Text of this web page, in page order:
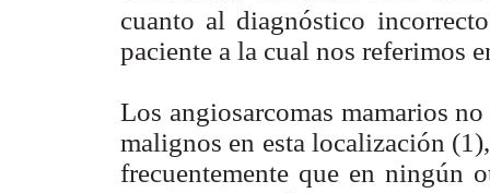
cuanto al diagnóstico
paciente a la cual nos referimos
Los angiosarcomas mamarios
malignos en esta localización
frecuentemente que en ningún